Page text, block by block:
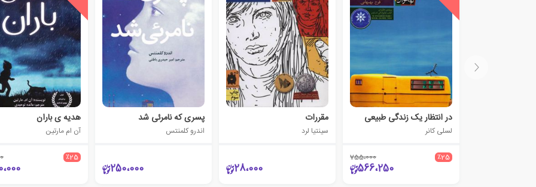
در انتظار یک زندگی طبیعی
لسلی کانر
٪25 755،000
566،250
مقررات
سینتیا لرد
28،000
پسری که نامرئی شد
اندرو کلمنتس
250،000
هدیه ی باران
آن ام مارتین
٪25